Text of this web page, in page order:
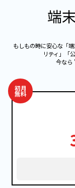
端
もしもの時に安心な「
リティ」「
今なら
初月
無料